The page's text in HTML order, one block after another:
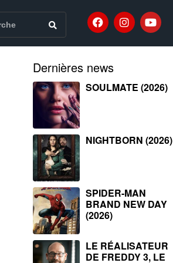
Dernières news
SOULMATE (2026)
NIGHTBORN (2026)
SPIDER-MAN
BRAND NEW DAY
(2026)
LE RÉALISATEUR
DE FREDDY 3, LE